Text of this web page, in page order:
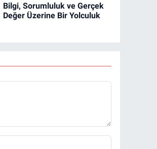
Bilgi, Sorumluluk ve Gerçek
Değer Üzerine Bir Yolculuk